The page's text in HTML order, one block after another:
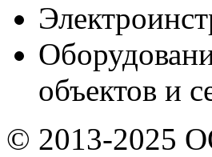
объектов и
© 2013-2025